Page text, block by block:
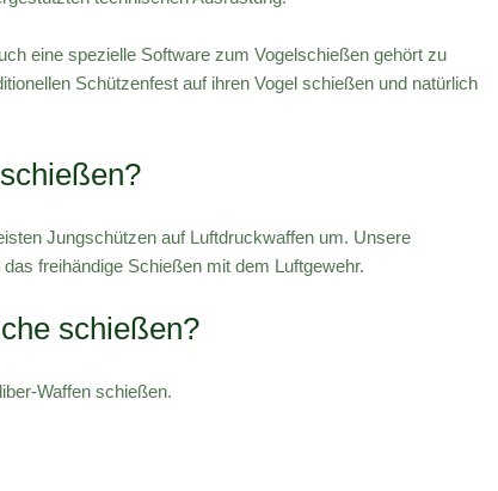
eine spezielle Software zum Vogelschießen gehört zu
Schützenfest auf ihren Vogel schießen und natürlich
Jungschützen auf Luftdruckwaffen um. Unsere
freihändige Schießen mit dem Luftgewehr.
schießen?
Waffen schießen.